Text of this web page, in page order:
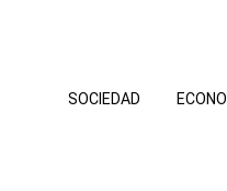
SOCIEDAD